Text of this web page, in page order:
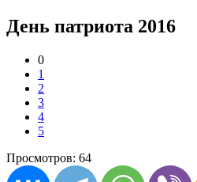
День патриота 2016
0
1
2
3
4
5
Просмотров: 64